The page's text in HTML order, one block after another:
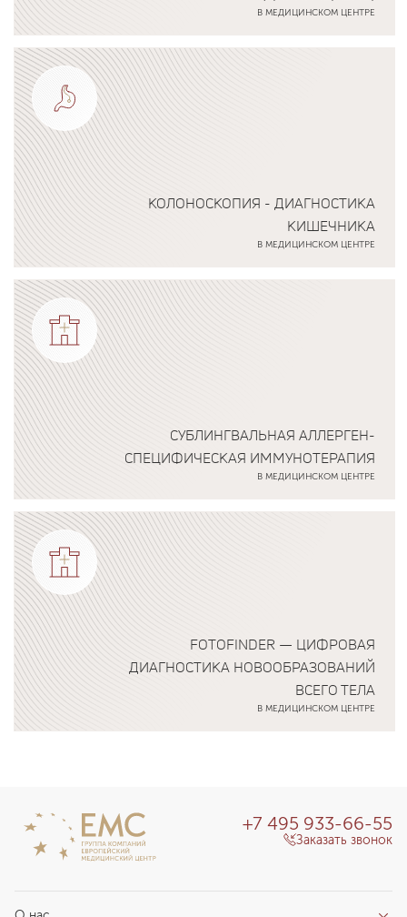
В МЕДИЦИНСКОМ ЦЕНТРЕ
Подробнее о программе
КОЛОНОСКОПИЯ - ДИАГНОСТИКА
КИШЕЧНИКА
В МЕДИЦИНСКОМ ЦЕНТРЕ
Подробнее о программе
СУБЛИНГВАЛЬНАЯ АЛЛЕРГЕН-
СПЕЦИФИЧЕСКАЯ ИММУНОТЕРАПИЯ
В МЕДИЦИНСКОМ ЦЕНТРЕ
Подробнее о программе
FOTOFINDER — ЦИФРОВАЯ
ДИАГНОСТИКА НОВООБРАЗОВАНИЙ
ВСЕГО ТЕЛА
В МЕДИЦИНСКОМ ЦЕНТРЕ
+7 495 933-66-55
Заказать звонок